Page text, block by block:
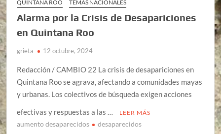
QUINTANA ROO
TEMAS NACIONALES
Alarma por la Crisis de Desapariciones
en Quintana Roo
grieta 12 octubre, 2024
Redacción / CAMBIO 22 La crisis de desapariciones en
Quintana Roo se agrava, afectando a comunidades mayas
y urbanas. Los colectivos de búsqueda exigen acciones
efectivas y respuestas a las …
LEER MÁS
aumento desaparecidos desaparecidos